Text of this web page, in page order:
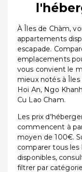
À Îles de Chàm,
appartements
escapade.
emplacements
vous convient le
mieux notés à
Hoi An, Ngo
Cu Lao Cham.
Les prix
commencent à
moyen de 100€.
comparer tous
disponibles,
filtrer par